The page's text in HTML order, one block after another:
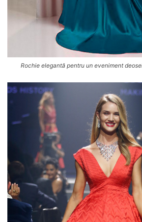
Rochie elegantă pentru un eveniment